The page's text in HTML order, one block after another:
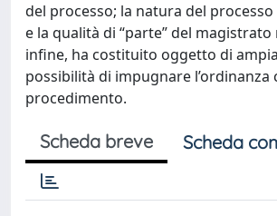
del processo; la natura del
e la qualità di “parte” del magistrato
infine, ha costituito oggetto di
possibilità di impugnare l’ordinanza
procedimento.
Scheda breve Scheda